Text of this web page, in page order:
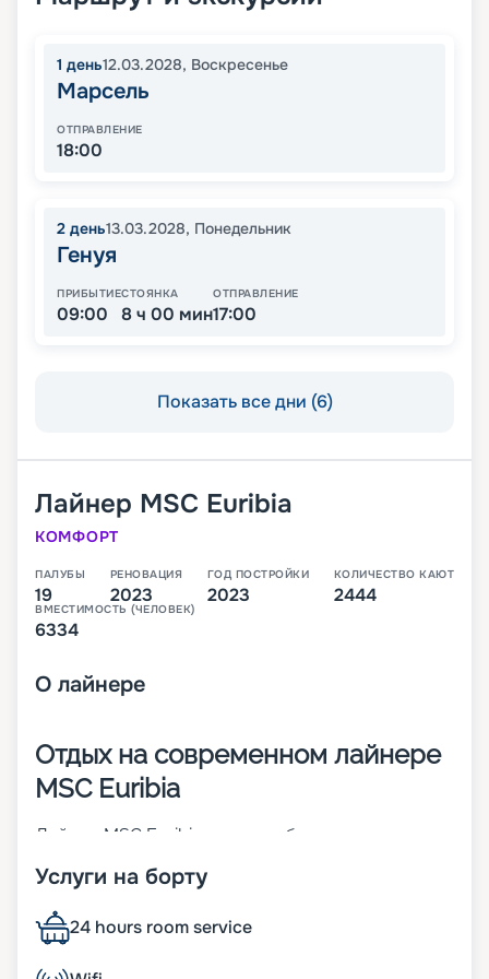
1 день12.03.2028, Воскресенье
Марсель
ОТПРАВЛЕНИЕ
18:00
2 день13.03.2028, Понедельник
Генуя
ПРИБЫТИЕ
09:00
СТОЯНКА
8 ч 00 мин
ОТПРАВЛЕНИЕ
17:00
Показать все дни (6)
Лайнер MSC Euribia
КОМФОРТ
ПАЛУБЫ
19
РЕНОВАЦИЯ
2023
ГОД ПОСТРОЙКИ
2023
КОЛИЧЕСТВО КАЮТ
2444
ВМЕСТИМОСТЬ (ЧЕЛОВЕК)
6334
О лайнере
Отдых на современном лайнере
MSC Euribia
Лайнер MSC Euribia – 19-палубное современное
природном газе). Оно было построено в 2023
На корабле может находиться до 6 334 человек.
Другие его характеристики:
• ширина – 43 м;
Услуги на борту
24 hours room service